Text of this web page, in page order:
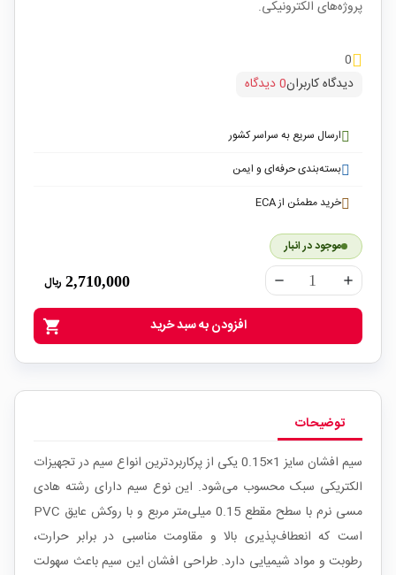
پروژه‌های الکترونیکی.
0
دیدگاه کاربران0 دیدگاه
ارسال سریع به سراسر کشور
بسته‌بندی حرفه‌ای و ایمن
خرید مطمئن از ECA
موجود در انبار
remove add
2,710,000 ریال
shopping_cart افزودن به سبد خرید
توضیحات
سیم افشان سایز 1×0.15 یکی از پرکاربردترین انواع سیم در تجهیزات
الکتریکی سبک محسوب می‌شود. این نوع سیم دارای رشته هادی
مسی نرم با سطح مقطع 0.15 میلی‌متر مربع و با روکش عایق PVC
است که انعطاف‌پذیری بالا و مقاومت مناسبی در برابر حرارت،
رطوبت و مواد شیمیایی دارد. طراحی افشان این سیم باعث سهولت